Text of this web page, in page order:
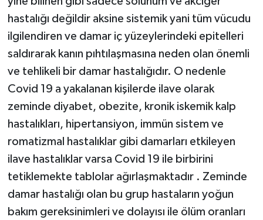
hastalığı değildir aksine sistemik yani tüm vücudu
ilgilendiren ve damar iç yüzeylerindeki epitelleri
saldırarak kanın pıhtılaşmasına neden olan önemli
ve tehlikeli bir damar hastalığıdır. O nedenle
Covid 19 a yakalanan kişilerde ilave olarak
zeminde diyabet, obezite, kronik iskemik kalp
hastalıkları, hipertansiyon, immün sistem ve
romatizmal hastalıklar gibi damarları etkileyen
ilave hastalıklar varsa Covid 19 ile birbirini
tetiklemekte tablolar ağırlaşmaktadır . Zeminde
damar hastalığı olan bu grup hastaların yoğun
bakım gereksinimleri ve dolayısı ile ölüm oranları